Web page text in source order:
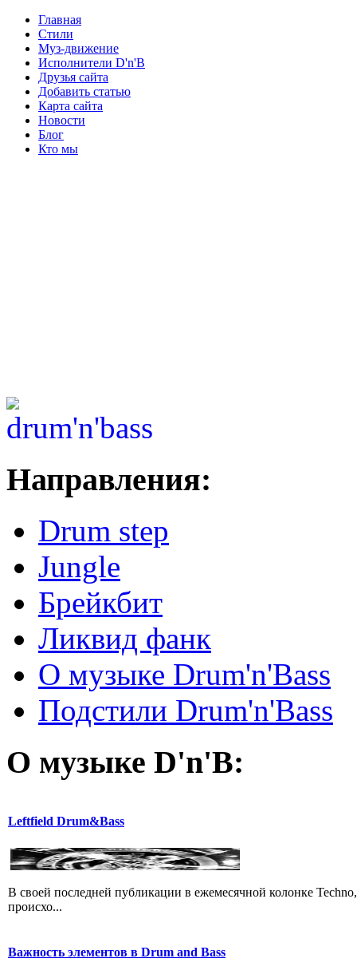
Главная
Стили
Муз-движение
Исполнители D'n'B
Друзья сайта
Добавить статью
Карта сайта
Новости
Блог
Кто мы
Направления:
Drum step
Jungle
Брейкбит
Ликвид фанк
О музыке Drum'n'Bass
Подстили Drum'n'Bass
О музыке D'n'B:
Leftfield Drum&Bass
В своей последней публикации в ежемесячной колонке
происхо...
Важность элементов в Drum and Bass